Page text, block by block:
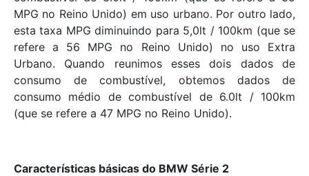
MPG no Reino Unido) em uso urbano. Por outro lado,
esta taxa MPG diminuindo para 5,0lt / 100km (que se
refere a 56 MPG no Reino Unido) no uso Extra
Urbano. Quando reunimos esses dois dados de
consumo de combustível, obtemos dados de
consumo médio de combustível de 6.0lt / 100km
(que se refere a 47 MPG no Reino Unido).
Características básicas do BMW Série 2